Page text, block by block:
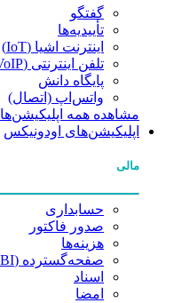
گفتگو
تأییدیه‌ها
اینترنت اشیا (IoT)
تلفن اینترنتی (VoIP)
پایگاه دانش
واتس‌اپ (اتصال)
مشاهده همه اپلیکیشن‌ها
اپلیکیشن‌های اودونیکس
مالی
حسابداری
صدور فاکتور
هزینه‌ها
صفحه‌گسترده (BI)
اسناد
امضا